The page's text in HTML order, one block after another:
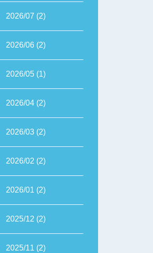
2026/07 (2)
2026/06 (2)
2026/05 (1)
2026/04 (2)
2026/03 (2)
2026/02 (2)
2026/01 (2)
2025/12 (2)
2025/11 (2)